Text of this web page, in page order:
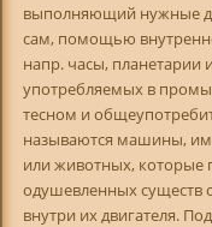
выполняющий нужные
сам, помощью
напр. часы,
употребляемых в
тесном и
называются машины,
или животных,
одушевленных
внутри их двигателя.